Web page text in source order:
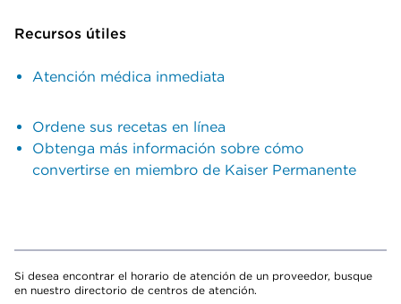
Recursos útiles
Atención médica inmediata
Ordene sus recetas en línea
Obtenga más información sobre cómo
convertirse en miembro de Kaiser Permanente
Si desea encontrar el horario de atención de un proveedor, busque
en nuestro directorio de centros de atención.